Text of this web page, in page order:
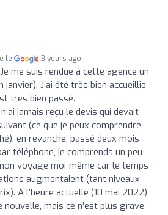
le 3 years ago
Je me suis rendue à cette agence un
J’ai été très bien accueillie
très bien passé.
jamais reçu le devis qui devait
(ce que je peux comprendre,
en revanche, passé deux mois
téléphone, je comprends un peu
voyage moi-même car le temps
augmentaient (tant niveaux
À l’heure actuelle (10 mai 2022)
nouvelle, mais ce n’est plus grave